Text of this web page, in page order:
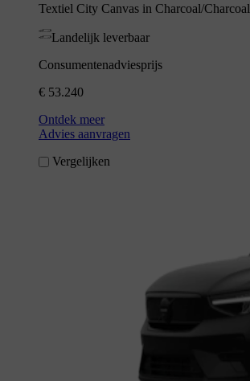
Textiel City Canvas in Charcoal/Charcoal
Landelijk leverbaar
Consumentenadviesprijs
€ 53.240
Ontdek meer
Advies aanvragen
Vergelijken